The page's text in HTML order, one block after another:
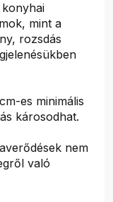
mint a
rozsdás
es minimális
károsodhat.
nem
való